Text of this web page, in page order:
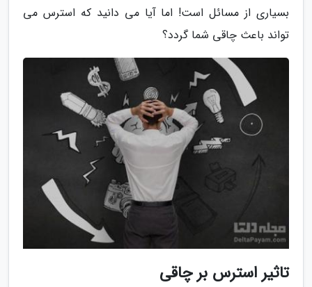
بسیاری از مسائل است! اما آیا می دانید که استرس می
تواند باعث چاقی شما گردد؟
تاثیر استرس بر چاقی